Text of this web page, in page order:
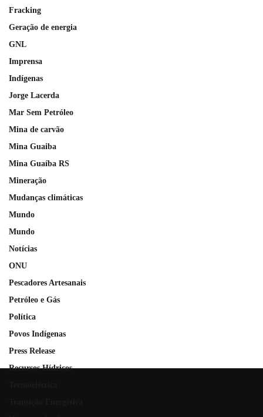
Fracking
Geração de energia
GNL
Imprensa
Indígenas
Jorge Lacerda
Mar Sem Petróleo
Mina de carvão
Mina Guaiba
Mina Guaíba RS
Mineração
Mudanças climáticas
Mundo
Mundo
Notícias
ONU
Pescadores Artesanais
Petróleo e Gás
Política
Povos Indígenas
Press Release
Recursos Hídricos